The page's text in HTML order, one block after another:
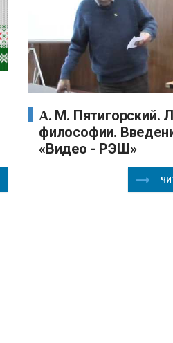
А. М. Пятигорский. Лекции по
философии.
«Видео - РЭШ»